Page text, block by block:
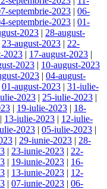
septembrie-2023 | 06-
septembrie-2023 | 01-
2023 | 28-august-
23-august-2023 | 22-
2023 | 17-august-2023 |
2023 | 10-august-2023
2023 | 04-august-
01-august-2023 | 31-iulie-
2023 | 25-iulie-2023 |
| 19-iulie-2023 | 18-
| 13-iulie-2023 | 12-iulie-
2023 | 05-iulie-2023 |
| 29-iunie-2023 | 28-
| 23-iunie-2023 | 22-
| 19-iunie-2023 | 16-
| 13-iunie-2023 | 12-
| 07-iunie-2023 | 06-